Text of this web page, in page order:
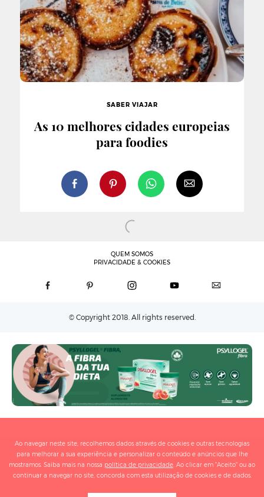
SABER VIAJAR
As 10 melhores cidades europeias
para foodies
QUEM SOMOS
PRIVACIDADE & COOKIES
© Copyright 2018. All rights reserved.
Ao navegar neste site, recolhemos dados através de cookies e outras tecnologias
para melhorar a sua experiência e personalizar o conteúdo e anúncios que lhe
mostramos. Saiba mais na nossa política de privacidade. Ao clicar em "Aceito" ou ao
continuar a navegar no site, concorda com esta utilização de cookies e de dados.